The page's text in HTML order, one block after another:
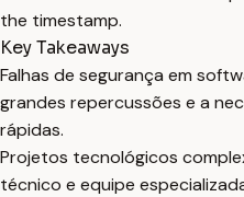
the timestamp.
Key Takeaways
Falhas de segurança em
grandes repercussões e a
rápidas.
Projetos tecnológicos
técnico e equipe